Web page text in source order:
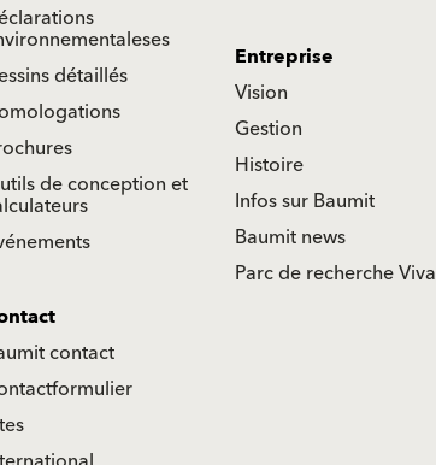
détaillés
de conception et
Entreprise
Vision
Gestion
Histoire
Infos sur Baumit
Baumit news
Parc de recherche Viva
contact